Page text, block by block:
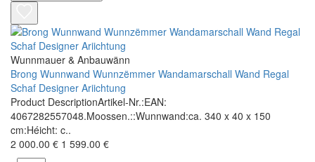
Wunnmauer & Anbauwänn
Brong Wunnwand Wunnzëmmer Wandamarschall Wand Regal
Schaf Designer Ariichtung
Product DescriptionArtikel-Nr.:EAN:
4067282557048.Moossen.::Wunnwand:ca. 340 x 40 x 150
cm:Héicht: c..
2 000.00 € 1 599.00 €